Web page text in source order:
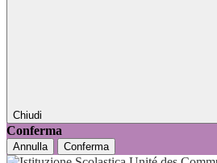
Chiudi
Conferma
Annulla Conferma